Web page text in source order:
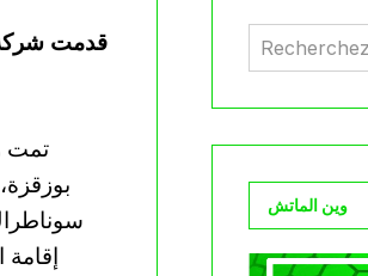
تمت
إقامة
وين الماتش